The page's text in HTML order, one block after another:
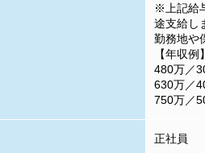
※上記給
途支給し
勤務地や
【年収例】
480万／
630万／
750万／
正社員